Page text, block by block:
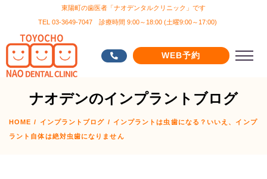
東陽町の歯医者「ナオデンタルクリニック」です
TEL 03-3649-7047 診療時間 9:00～18:00 (土曜9:00～17:00)
WEB予約
ナオデンのインプラントブログ
HOME / インプラントブログ / インプラントは虫歯になる？いいえ、インプ
ラント自体は絶対虫歯になりません